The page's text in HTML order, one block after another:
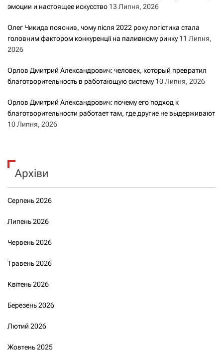
эмоции и настоящее искусство 13 Липня, 2026
Олег Чикида пояснив, чому після 2022 року логістика стала
головним фактором конкуренції на паливному ринку 11 Липня,
2026
Орлов Дмитрий Александрович: человек, который превратил
благотворительность в работающую систему 10 Липня, 2026
Орлов Дмитрий Александрович: почему его подход к
благотворительности работает там, где другие не выдерживают
10 Липня, 2026
Архіви
Серпень 2026
Липень 2026
Червень 2026
Травень 2026
Квітень 2026
Березень 2026
Лютий 2026
Жовтень 2025